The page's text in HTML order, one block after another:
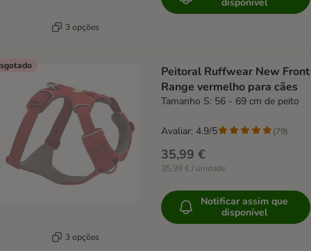
3 opções
3 opções
Peitoral Ruffwear New Front
Range vermelho para cães
Tamanho S: 56 - 69 cm de peito
35,99 €
35,99 € / unidade
Avaliar: 4.9/5 (79)
Notificar assim que
disponível